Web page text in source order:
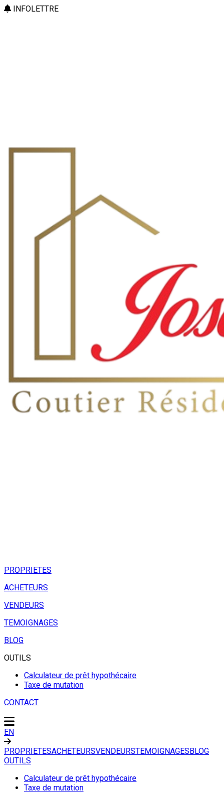
INFOLETTRE
PROPRIETES
ACHETEURS
VENDEURS
TEMOIGNAGES
BLOG
OUTILS
Calculateur de prêt hypothécaire
Taxe de mutation
CONTACT
EN
PROPRIETESACHETEURSVENDEURSTEMOIGNAGESBLOG
OUTILS
Calculateur de prêt hypothécaire
Taxe de mutation